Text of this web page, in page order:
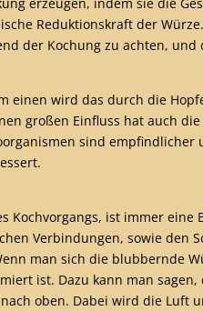
Reduktionskraft der
der Kochung zu achten,
einen wird das durch die
großen Einfluss hat auch
sind
ist immer
Verbindungen, sowie den
man sich die blubbernde
ist. Dazu kann man
oben. Dabei wird die Luft